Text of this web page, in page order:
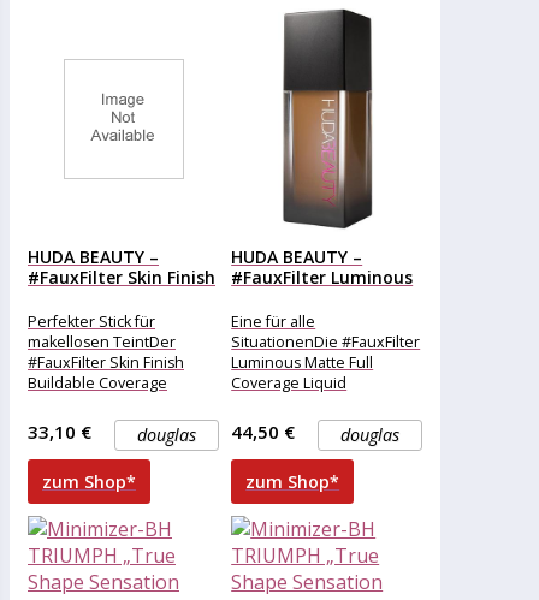
HUDA BEAUTY –
#FauxFilter Skin Finish
Perfekter Stick für
makellosen TeintDer
#FauxFilter Skin Finish
Buildable Coverage
Beauty punktet mit
luxuriös cremiger Formel,
douglas
33,10 €
zum Shop*
HUDA BEAUTY –
#FauxFilter Luminous
Eine für alle
SituationenDie #FauxFilter
Luminous Matte Full
Coverage Liquid
der gleichen vollen
Deckkraft und den
einzigartigen
douglas
44,50 €
zum Shop*